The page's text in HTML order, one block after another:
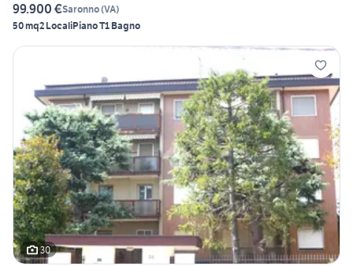
99.900 €Saronno(VA)
50 mq2 LocaliPiano T1 Bagno
30